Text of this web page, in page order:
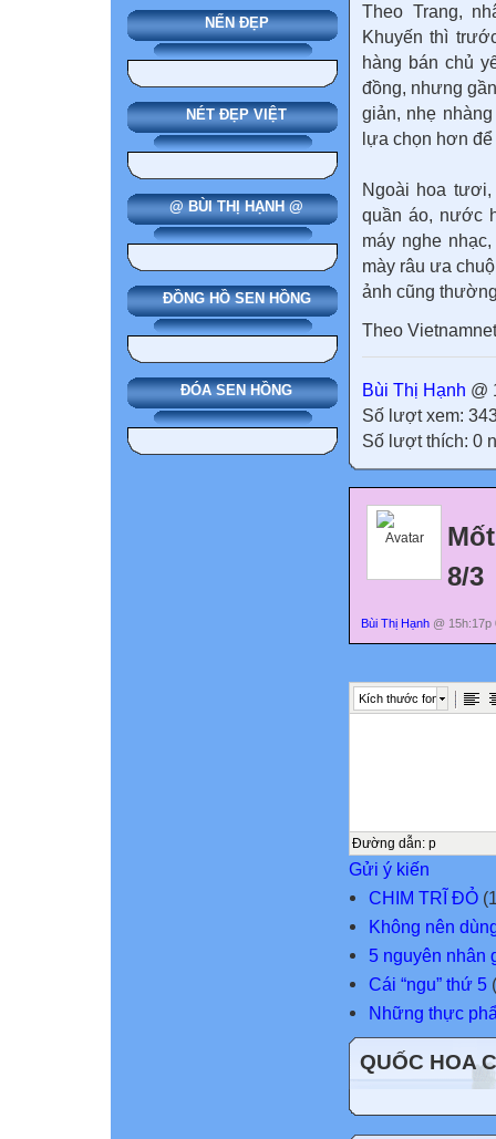
NẾN ĐẸP
NÉT ĐẸP VIỆT
@ BÙI THỊ HẠNH @
ĐỒNG HỒ SEN HỒNG
ĐÓA SEN HỒNG
Theo Trang,
Khuyến thì
hàng bán chủ
đồng, nhưng
giản, nhẹ
lựa chọn hơn
Ngoài hoa
quần áo, nước
máy nghe
mày râu ưa
ảnh cũng
Theo Vietnamnet
Bùi Thị Hạnh @
Số lượt xem:
Số lượt thích: 0
8/3
Bùi Thị Hạnh @ 15h:17p
Kích thước font
Đường dẫn: p
Gửi ý kiến
CHIM TRĨ ĐỎ
Không nên
5 nguyên nhân
Cái “ngu” thứ 5
Những thực
QUỐC HOA